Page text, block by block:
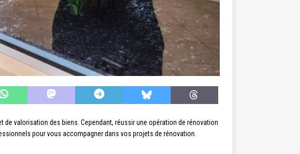
valorisation des biens. Cependant, réussir une opération de rénovation
pour vous accompagner dans vos projets de rénovation.